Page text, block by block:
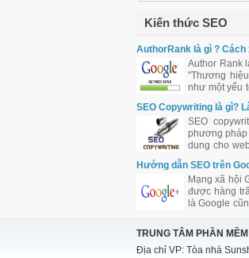
Kiến thức SEO
AuthorRank là gì ?
Author Rank
"Thương
như một yếu
ảnh hưởng
đồng.
SEO Copywriting là gì?
SEO
phương pháp
dung cho
được coi là
biên tập nội
trong việc bố
Hướng dẫn SEO trên
Mạng xã hội
được hàng
là Google
nên chắc
trợ đầy đủ
của bạn.
TRUNG TÂM PHẦN
Địa chỉ VP: Tòa nhà